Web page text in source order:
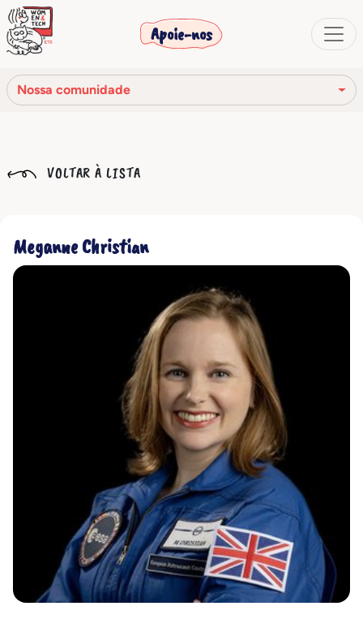
Apoie-nos
Nossa comunidade
Código de Ética
Nossa rede
Nossa comunidade
VOLTAR À LISTA
Meganne Christian